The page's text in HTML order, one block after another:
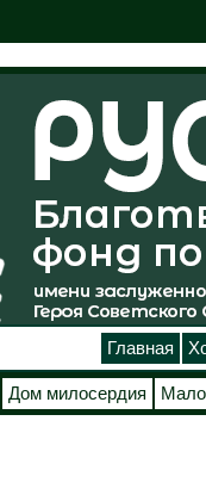
Главная
Дом милосердия